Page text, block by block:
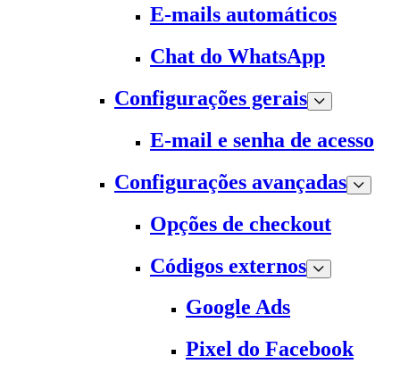
E-mails automáticos
Chat do WhatsApp
Configurações gerais
E-mail e senha de acesso
Configurações avançadas
Opções de checkout
Códigos externos
Google Ads
Pixel do Facebook